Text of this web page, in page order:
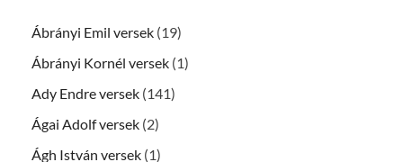
Ábrányi Emil versek (19)
Ábrányi Kornél versek (1)
Ady Endre versek (141)
Ágai Adolf versek (2)
Ágh István versek (1)